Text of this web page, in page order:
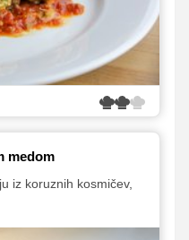
medom
iz koruznih kosmičev,